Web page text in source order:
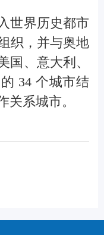
世界历史都市
织，并与奥地
国、意大利、
34 个城市结
关系城市。